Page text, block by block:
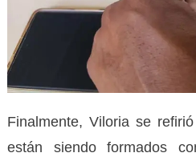
Finalmente, Viloria se
están siendo formados